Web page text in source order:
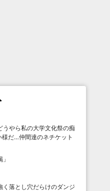
うやら私の大学文化祭の痴
だ…仲間達のネチケット
」
く落とし穴だらけのダンジ